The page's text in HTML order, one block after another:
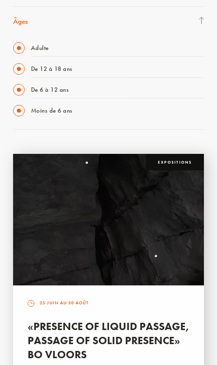
Âges
Adulte
De 12 à 18 ans
De 6 à 12 ans
Moins de 6 ans
EXPOSITIONS
25 JUIN AU 30 AOÛT
«PRESENCE OF LIQUID PASSAGE,
PASSAGE OF SOLID PRESENCE»
BO VLOORS